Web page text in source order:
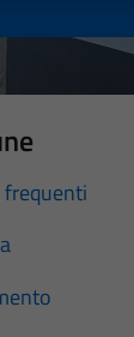
frequenti